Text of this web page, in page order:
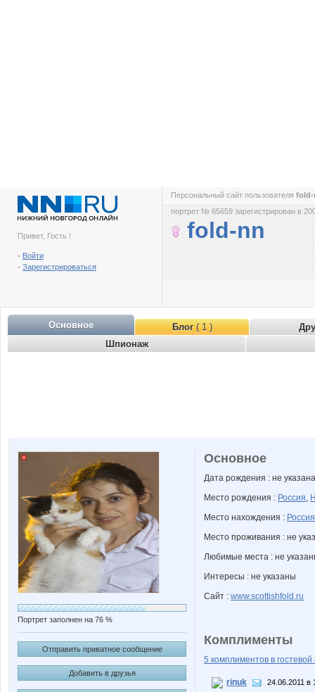
Привет, Гость !
- Войти
- Зарегистрироваться
Персональный сайт пользователя
портрет № 65659 зарегистрирован в
fold-nn
Основное Блог( 1 )
Шпионаж
Портрет заполнен на 76 %
Отправить приватное сообщение
Добавить в друзья
Основное
Дата рождения : не указана
Место рождения : Россия,
Место нахождения : Россия
Место проживания : не
Любимые места : не
Интересы : не указаны
Сайт : www.scottishfold.ru
Комплименты
5 комплиментов в гостевой
rinuk 24.06.2011 в